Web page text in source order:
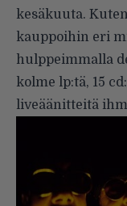
kesäkuuta.
kauppoihin eri
hulppeimmalla
kolme lp:tä, 15
liveäänitteitä